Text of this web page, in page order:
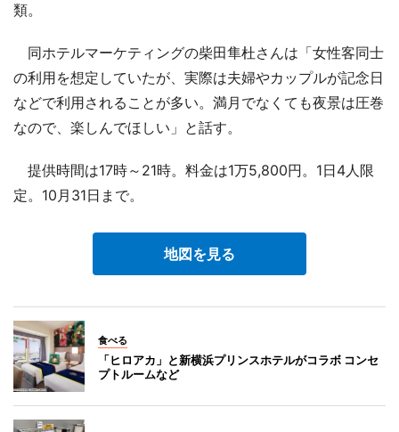
類。
同ホテルマーケティングの柴田隼杜さんは「女性客同士
の利用を想定していたが、実際は夫婦やカップルが記念日
などで利用されることが多い。満月でなくても夜景は圧巻
なので、楽しんでほしい」と話す。
提供時間は17時～21時。料金は1万5,800円。1日4人限
定。10月31日まで。
地図を見る
食べる
「ヒロアカ」と新横浜プリンスホテルがコラボ コンセ
プトルームなど